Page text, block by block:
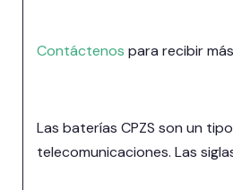
Contáctenos para recibir
Las baterías CPZS son un
telecomunicaciones. Las